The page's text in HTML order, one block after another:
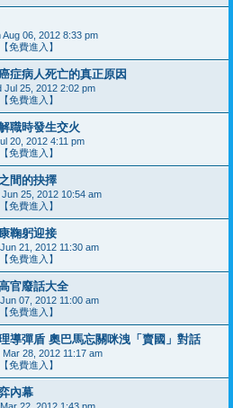
Aug 06, 2012 8:33 pm
免費進入】
症病人死亡的真正原因
Jul 25, 2012 2:02 pm
免費進入】
職時發生交火
20, 2012 4:11 pm
免費進入】
間的抉擇
Jun 25, 2012 10:54 am
免費進入】
鞠躬迎接
21, 2012 11:30 am
免費進入】
官廢話大全
07, 2012 11:00 am
免費進入】
導彈盾 奧巴馬忘關咪洩「賣國」對話
Mar 28, 2012 11:17 am
免費進入】
內幕
22, 2012 1:43 pm